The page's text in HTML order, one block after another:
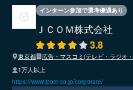
インターン参加で選考優遇あり
ＪＣＯＭ株式会社
3.8
東京都
広告・マスコミ(テレビ・ラジオ
1万人以上
https://www.jcom.co.jp/corporate/